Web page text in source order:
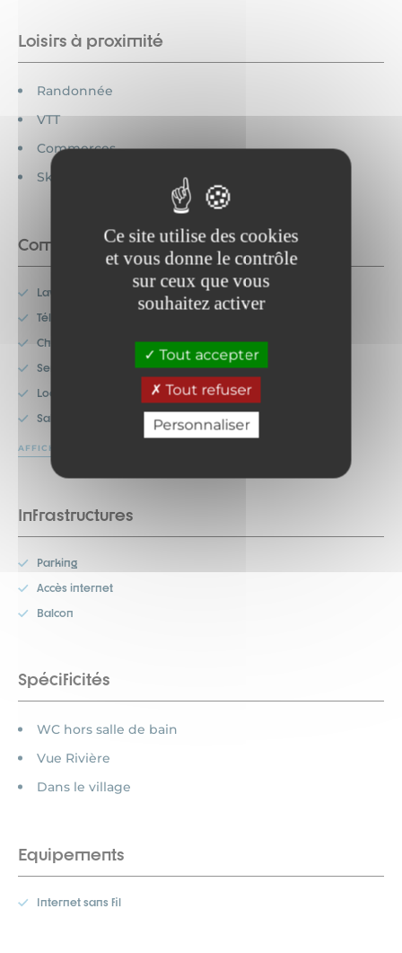
Ce site utilise des cookies
et vous donne le contrôle
sur ceux que vous
souhaitez activer
Tout accepter
Tout refuser
Personnaliser
Loisirs à proximité
Randonnée
VTT
Commerces
Ski alpin
Commodités
Lave-vaisselle
Télévision
Chauffage
Service de ménage
Location de linge
Salon de jardin
AFFICHER PLUS
Infrastructures
Parking
Accès internet
Balcon
Spécificités
WC hors salle de bain
Vue Rivière
Dans le village
Equipements
Internet sans fil